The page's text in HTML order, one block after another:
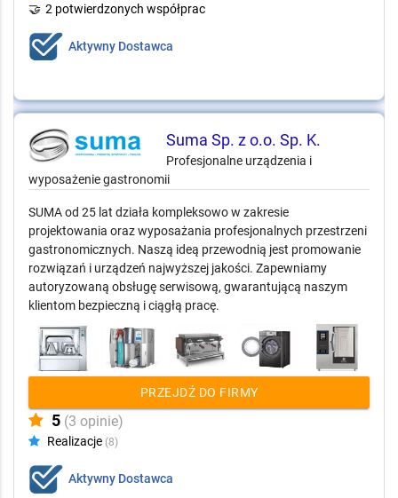
🤝 2 potwierdzonych współprac
Aktywny Dostawca
Suma Sp. z o.o. Sp. K.
Profesjonalne urządzenia i
wyposażenie gastronomii
SUMA od 25 lat działa kompleksowo w zakresie
projektowania oraz wyposażania profesjonalnych przestrzeni
gastronomicznych. Naszą ideą przewodnią jest promowanie
rozwiązań i urządzeń najwyższej jakości. Zapewniamy
autoryzowaną obsługę serwisową, gwarantującą naszym
klientom bezpieczną i ciągłą pracę.
PRZEJDŹ DO FIRMY
5 (3 opinie)
Realizacje (8)
Aktywny Dostawca